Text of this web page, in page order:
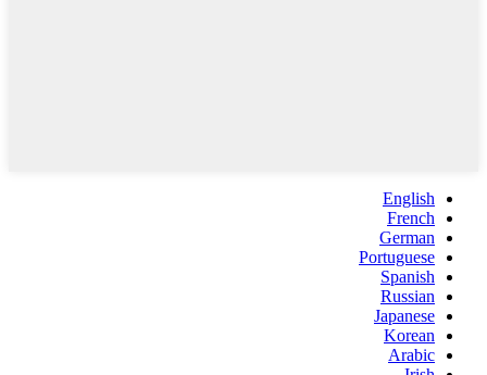
English
French
German
Portuguese
Spanish
Russian
Japanese
Korean
Arabic